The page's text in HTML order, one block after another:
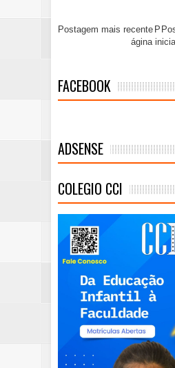
Postagem mais recente P
ágina
FACEBOOK
ADSENSE
COLEGIO CCI